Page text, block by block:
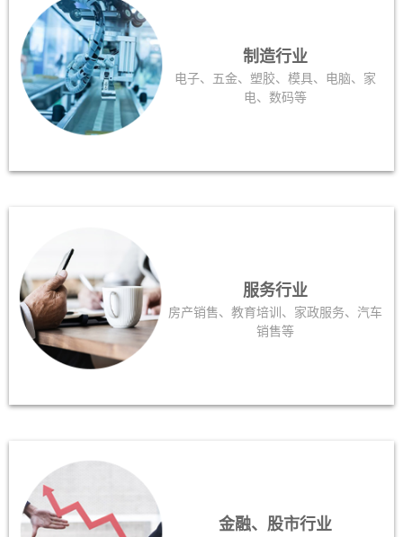
制造行业
电子、五金、塑胶、模具、电脑、家
电、数码等
服务行业
房产销售、教育培训、家政服务、汽车
销售等
金融、股市行业